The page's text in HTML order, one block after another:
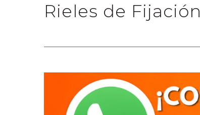
Rieles de Fijación